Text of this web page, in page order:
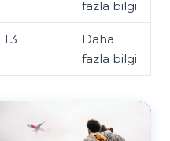
fazla bilgi
T3
Daha
fazla bilgi